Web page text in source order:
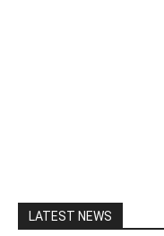
LATEST NEWS